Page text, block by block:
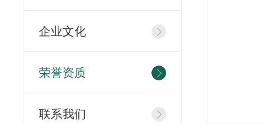
企业文化
荣誉资质
联系我们